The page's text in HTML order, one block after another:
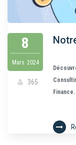
8
Mars 2024
365
Finance.